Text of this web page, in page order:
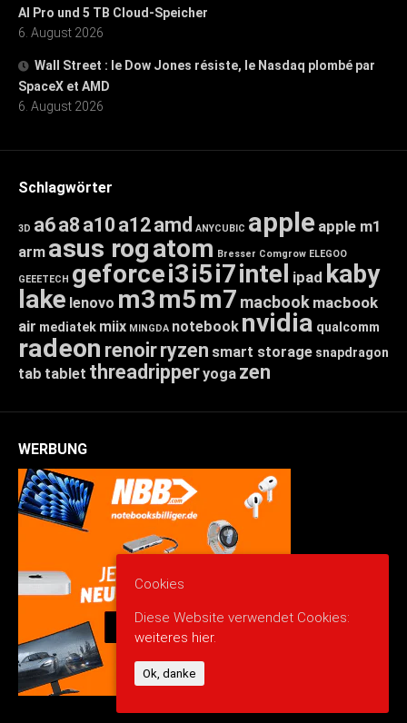
AI Pro und 5 TB Cloud-Speicher
6. August 2026
Wall Street : le Dow Jones résiste, le Nasdaq plombé par
SpaceX et AMD
6. August 2026
Schlagwörter
3D a6a8 a10 a12amd ANYCUBIC apple apple m1
arm asus rogatom Bresser Comgrow ELEGOO
GEEETECH geforcei3i5i7intel ipad kaby
lake lenovo m3m5m7 macbook macbook
air mediatek miix MINGDA notebook nvidia qualcomm
radeon renoirryzen smart storage snapdragon
tab tablet threadripperyoga zen
WERBUNG
Cookies
Diese Website verwendet Cookies:
weiteres hier.
Ok, danke